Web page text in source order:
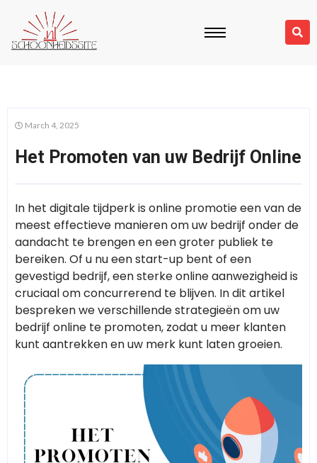
March 4, 2025
Het Promoten van uw Bedrijf Online
In het digitale tijdperk is online promotie een van de
meest effectieve manieren om uw bedrijf onder de
aandacht te brengen en een groter publiek te
bereiken. Of u nu een start-up bent of een
gevestigd bedrijf, een sterke online aanwezigheid is
cruciaal om concurrerend te blijven. In dit artikel
bespreken we verschillende strategieën om uw
bedrijf online te promoten, zodat u meer klanten
kunt aantrekken en uw merk kunt laten groeien.